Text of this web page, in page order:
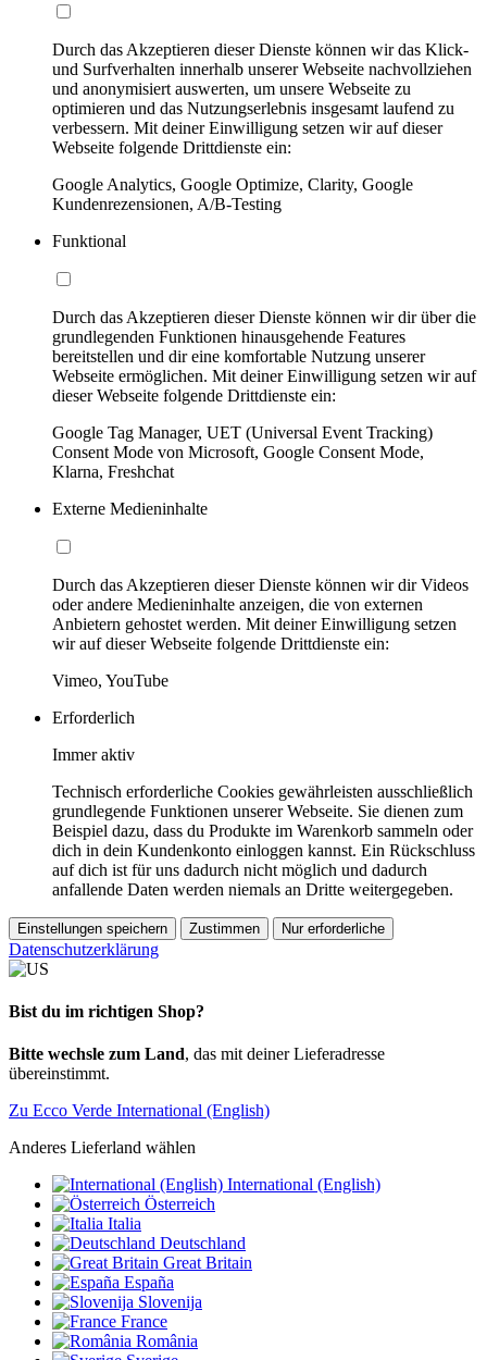
Durch das Akzeptieren dieser Dienste können wir das Klick-
und Surfverhalten innerhalb unserer Webseite nachvollziehen
und anonymisiert auswerten, um unsere Webseite zu
optimieren und das Nutzungserlebnis insgesamt laufend zu
verbessern. Mit deiner Einwilligung setzen wir auf dieser
Webseite folgende Drittdienste ein:
Google Analytics, Google Optimize, Clarity, Google
Kundenrezensionen, A/B-Testing
Funktional
Durch das Akzeptieren dieser Dienste können wir dir über die
grundlegenden Funktionen hinausgehende Features
bereitstellen und dir eine komfortable Nutzung unserer
Webseite ermöglichen. Mit deiner Einwilligung setzen wir auf
dieser Webseite folgende Drittdienste ein:
Google Tag Manager, UET (Universal Event Tracking)
Consent Mode von Microsoft, Google Consent Mode,
Klarna, Freshchat
Externe Medieninhalte
Durch das Akzeptieren dieser Dienste können wir dir Videos
oder andere Medieninhalte anzeigen, die von externen
Anbietern gehostet werden. Mit deiner Einwilligung setzen
wir auf dieser Webseite folgende Drittdienste ein:
Vimeo, YouTube
Erforderlich
Immer aktiv
Technisch erforderliche Cookies gewährleisten ausschließlich
grundlegende Funktionen unserer Webseite. Sie dienen zum
Beispiel dazu, dass du Produkte im Warenkorb sammeln oder
dich in dein Kundenkonto einloggen kannst. Ein Rückschluss
auf dich ist für uns dadurch nicht möglich und dadurch
anfallende Daten werden niemals an Dritte weitergegeben.
Einstellungen speichern Zustimmen Nur erforderliche
Datenschutzerklärung
Bist du im richtigen Shop?
Bitte wechsle zum Land, das mit deiner Lieferadresse
übereinstimmt.
Zu Ecco Verde International (English)
Anderes Lieferland wählen
International (English)
Österreich
Italia
Deutschland
Great Britain
España
Slovenija
France
România